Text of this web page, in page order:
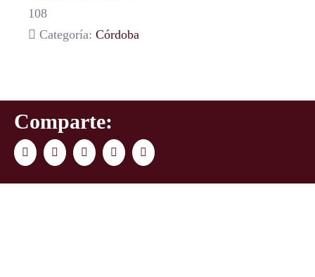
108
Categoría: Córdoba
Comparte:
FacebookTwitter LinkedInWhatsAppCorreo
electrónico